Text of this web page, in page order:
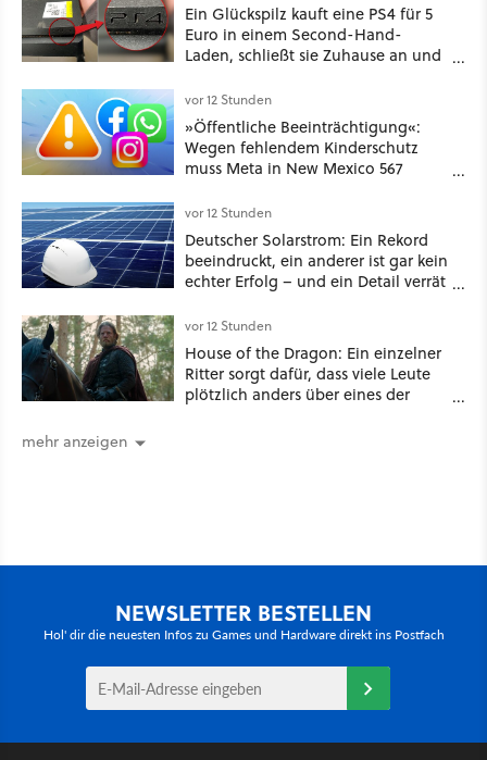
Ein Glückspilz kauft eine PS4 für 5
Euro in einem Second-Hand-
Laden, schließt sie Zuhause an und
funktionierende PlayStation [Best of
GameStar]
vor 12 Stunden
»Öffentliche Beeinträchtigung«:
Wegen fehlendem Kinderschutz
muss Meta in New Mexico 567
vor 12 Stunden
Deutscher Solarstrom: Ein Rekord
beeindruckt, ein anderer ist gar kein
echter Erfolg – und ein Detail verrät
jede Zahl
vor 12 Stunden
House of the Dragon: Ein einzelner
Ritter sorgt dafür, dass viele Leute
plötzlich anders über eines der
mehr anzeigen
NEWSLETTER BESTELLEN
Hol' dir die neuesten Infos zu Games und Hardware direkt ins Postfach